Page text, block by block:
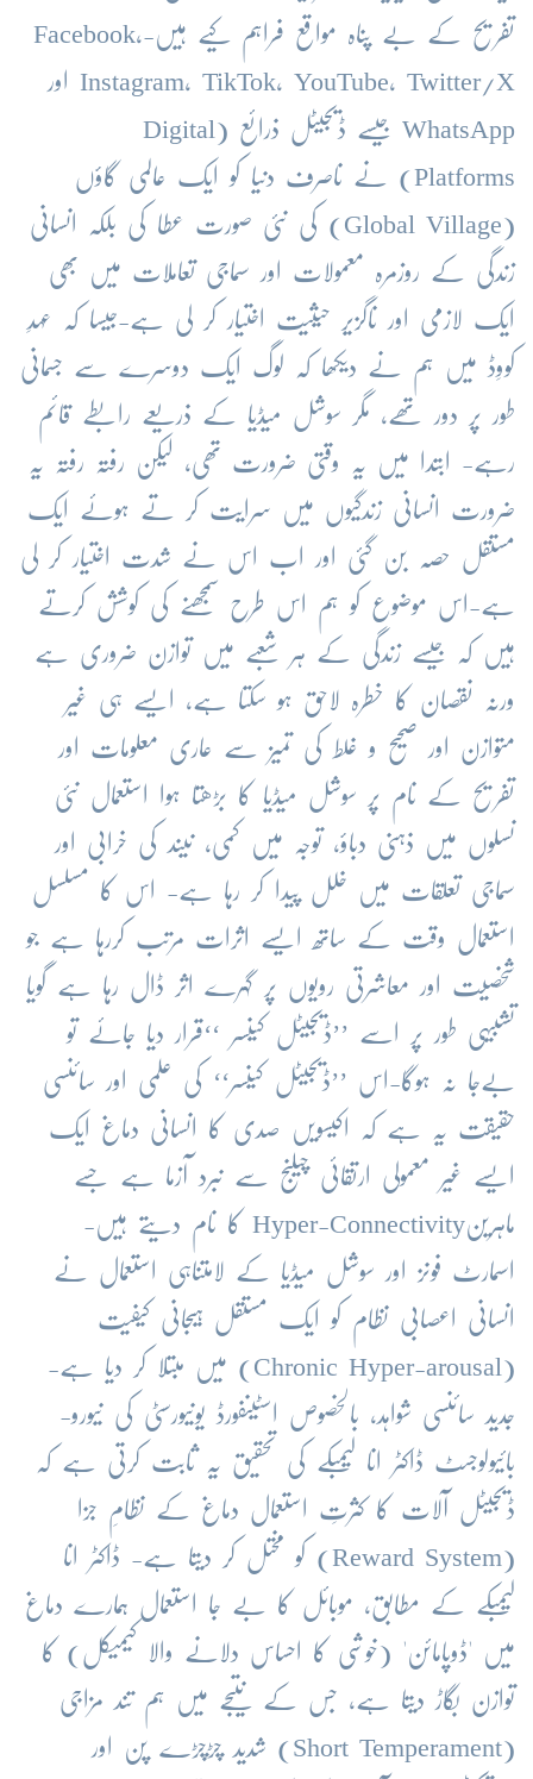
تفریح کے بے پناہ مواقع فراہم کیے ہیں-Facebook،
Instagram، TikTok، YouTube، Twitter/X اور
WhatsApp جیسے ڈیجیٹل ذرائع (Digital
Platforms) نے ناصرف دنیا کو ایک عالمی گاؤں
(Global Village) کی نئی صورت عطا کی بلکہ انسانی
زندگی کے روزمرہ معمولات اور سماجی تعاملات میں بھی
ایک لازمی اور ناگزیر حیثیت اختیار کر لی ہے-جیسا کہ عہدِ
کووِڈ میں ہم نے دیکھا کہ لوگ ایک دوسرے سے جسمانی
طور پر دور تھے، مگر سوشل میڈیا کے ذریعے رابطے قائم
رہے- ابتدا میں یہ وقتی ضرورت تھی، لیکن رفتہ رفتہ یہ
ضرورت انسانی زندگیوں میں سرایت کر تے ہوئے ایک
مستقل حصہ بن گئی اور اب اس نے شدت اختیار کر لی
ہے-اس موضوع کو ہم اس طرح سمجھنے کی کوشش کرتے
ہیں کہ جیسے زندگی کے ہر شعبے میں توازن ضروری ہے
ورنہ نقصان کا خطرہ لاحق ہو سکتا ہے، ایسے ہی غیر
متوازن اور صحیح و غلط کی تمیز سے عاری معلومات اور
تفریح کے نام پر سوشل میڈیا کا بڑھتا ہوا استعمال نئی
نسلوں میں ذہنی دباؤ، توجہ میں کمی، نیند کی خرابی اور
سماجی تعلقات میں خلل پیدا کر رہا ہے- اس کا مسلسل
استعمال وقت کے ساتھ ایسے اثرات مرتب کررہا ہے جو
شخصیت اور معاشرتی رویوں پر گہرے اثر ڈال رہا ہے گویا
تشبیہی طور پر اسے ’’ڈیجیٹل کینسر ‘‘قرار دیا جائے تو
بےجا نہ ہوگا-اس ’’ڈیجیٹل کینسر‘‘ کی علمی اور سائنسی
حقیقت یہ ہے کہ اکیسویں صدی کا انسانی دماغ ایک
ایسے غیر معمولی ارتقائی چیلنج سے نبرد آزما ہے جسے
ماہرینHyper-Connectivity کا نام دیتے ہیں-
اسمارٹ فونز اور سوشل میڈیا کے لامتناہی استعمال نے
انسانی اعصابی نظام کو ایک مستقل ہیجانی کیفیت
(Chronic Hyper-arousal) میں مبتلا کر دیا ہے-
جدید سائنسی شواہد، بالخصوص اسٹینفورڈ یونیورسٹی کی نیورو-
بائیولوجسٹ ڈاکٹر انا لیمبکے کی تحقیق یہ ثابت کرتی ہے کہ
ڈیجیٹل آلات کا کثرتِ استعمال دماغ کے نظامِ جزا
(Reward System) کو مختل کر دیتا ہے- ڈاکٹر انا
لیمبکے کے مطابق، موبائل کا بے جا استعمال ہمارے دماغ
میں 'ڈوپامائن' (خوشی کا احساس دلانے والا کیمیکل) کا
توازن بگاڑ دیتا ہے، جس کے نتیجے میں ہم تند مزاجی
(Short Temperament) شدید چڑچڑے پن اور